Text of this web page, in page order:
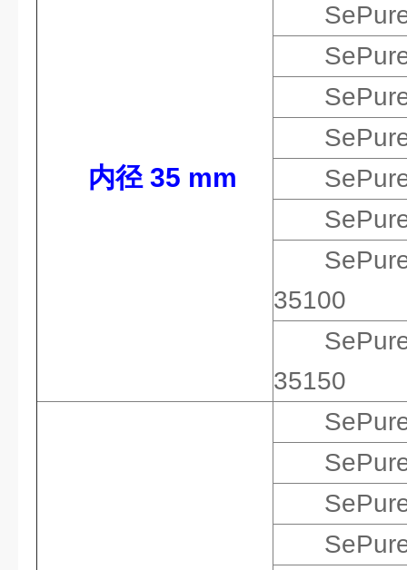
内径 35 mm
35100
35150